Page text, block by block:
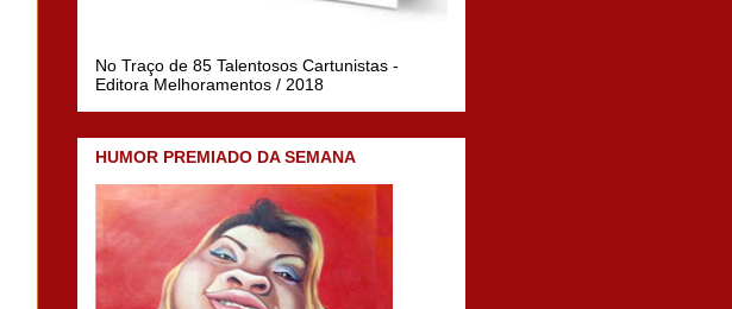
No Traço de 85 Talentosos Cartunistas -
Editora Melhoramentos / 2018
HUMOR PREMIADO DA SEMANA